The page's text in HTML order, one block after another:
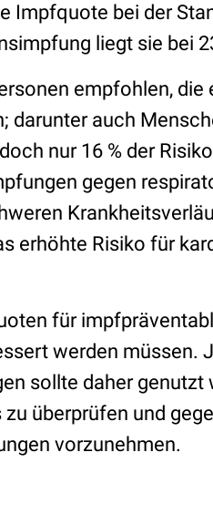
Impfquote bei der
liegt sie bei
empfohlen, die
darunter auch
nur 16 % der
gegen
erhöhte Risiko für
für
werden müssen.
sollte daher genutzt
überprüfen und
vorzunehmen.